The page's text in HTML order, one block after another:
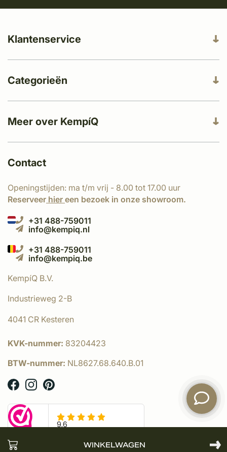
WINKELWAGEN
Meer over KempíQ
Klantenservice
Categorieën
Contact
Openingstijden: ma t/m vrij - 8.00 tot 17.00 uur
Reserveer hier een bezoek in onze showroom.
+31 488-759011
info@kempiq.nl
+31 488-759011
info@kempiq.be
KempíQ B.V.
Industrieweg 2-B
4041 CR Kesteren
KVK-nummer: 83204423
BTW-nummer: NL8627.68.640.B.01